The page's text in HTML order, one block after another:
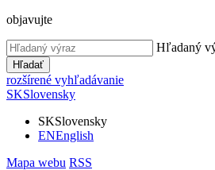
objavujte
Hľadaný
Hľadať
rozšírené vyhľadávanie
SKSlovensky
SKSlovensky
ENEnglish
Mapa webu RSS